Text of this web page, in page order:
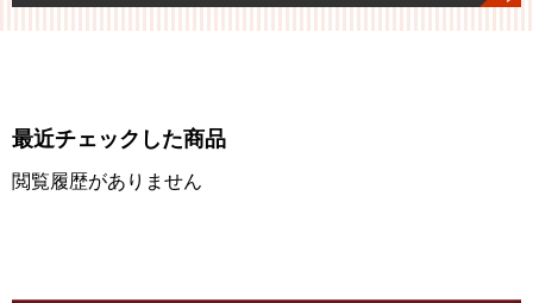
最近チェックした商品
閲覧履歴がありません